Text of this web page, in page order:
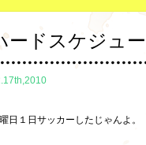
ードスケジュ
日１日サッカーしたじゃんよ。